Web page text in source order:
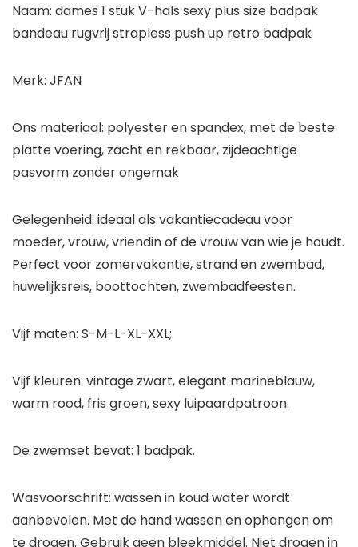
Naam: dames 1 stuk V-hals sexy plus size badpak
bandeau rugvrij strapless push up retro badpak
Merk: JFAN
Ons materiaal: polyester en spandex, met de beste
platte voering, zacht en rekbaar, zijdeachtige
pasvorm zonder ongemak
Gelegenheid: ideaal als vakantiecadeau voor
moeder, vrouw, vriendin of de vrouw van wie je houdt.
Perfect voor zomervakantie, strand en zwembad,
huwelijksreis, boottochten, zwembadfeesten.
Vijf maten: S-M-L-XL-XXL;
Vijf kleuren: vintage zwart, elegant marineblauw,
warm rood, fris groen, sexy luipaardpatroon.
De zwemset bevat: 1 badpak.
Wasvoorschrift: wassen in koud water wordt
aanbevolen. Met de hand wassen en ophangen om
te drogen. Gebruik geen bleekmiddel. Niet drogen in